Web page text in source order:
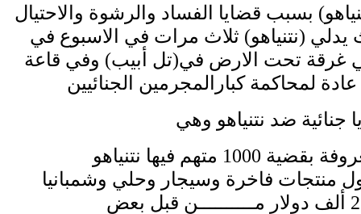
بسبب قضايا الفساد والرشوة والاحتيال
يدلي (نتنياهو) ثلاث مرات في الاسبوع في
غرقة تحت الارض في(تل أبيب) وفي قاعة
القضيةالاولى المعروفة بقضية 1000 متهم فيها نتنياهو
منتجات فاخرة وسيجار وحلي وشمبانيا
تزيد قيمتها عن 260 ألف دولار مــــــــــن قبل بعض